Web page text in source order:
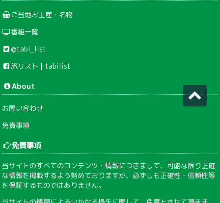
ご当地お土産・名物
番組一覧
@tabi_list
旅リスト｜tabilist
About
お問い合わせ
免責事項
免責事項
当サイトのすべてのコンテンツ・情報につきまして、可能な限り正確
な情報を掲載するよう努めておりますが、必ずしも正確性・信頼性等
を保証するものではありません。